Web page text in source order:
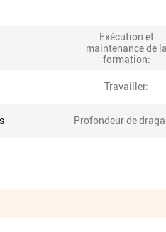
Exécution et
maintenance de la
formation:
Travailler:
Profondeur de